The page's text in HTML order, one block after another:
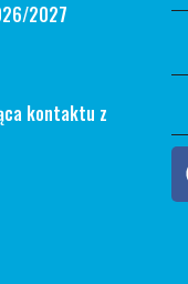
2027
kontaktu z